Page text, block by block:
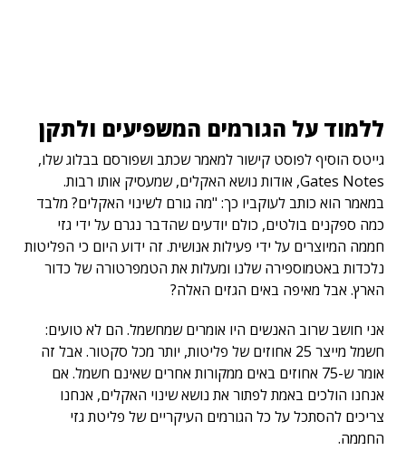
ללמוד על הגורמים המשפיעים ולתקן
גייטס הוסיף לפוסט קישור למאמר שכתב ושפורסם בבלוג שלו,
Gates Notes, אודות נושא האקלים, שמעסיק אותו רבות.
במאמר הוא כותב לעוקביו כך: "מה גורם לשינוי האקלים? מלבד
כמה ספקנים בולטים, כולם יודעים שהדבר נגרם על ידי גזי
חממה המיוצרים על ידי פעילות אנושית. זה ידוע היום כי הפליטות
נלכדות באטמוספירה שלנו ומעלות את הטמפרטורה של כדור
הארץ. אבל מאיפה באים הגזים האלה?
אני חושב שרוב האנשים היו אומרים שמחשמל. הם לא טועים:
חשמל מייצר 25 אחוזים של פליטות, יותר מכל סקטור. אבל זה
אומר ש-75 אחוזים באים ממקורות אחרים שאינם חשמל. אם
אנחנו הולכים באמת לפתור את נושא שינוי האקלים, אנחנו
צריכים להסתכל על כל הגורמים העיקריים של פליטת גזי
החממה.